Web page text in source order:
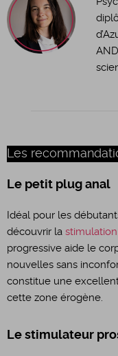
Les
Le petit plug anal
Idéal pour les
découvrir la
progressive aide le
nouvelles sans
constitue une
cette zone érogène.
Le stimulateur